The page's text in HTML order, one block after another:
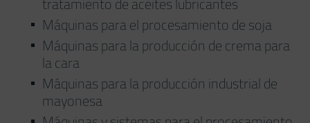
Máquinas para el procesamiento de soja
Máquinas para la producción de crema para
la cara
Máquinas para la producción industrial de
mayonesa